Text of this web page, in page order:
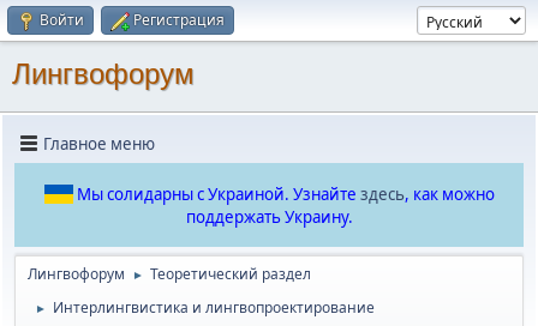
Войти Регистрация
Лингвофорум
Главное меню
Мы солидарны с Украиной. Узнайте здесь, как можно
поддержать Украину.
Лингвофорум ► Теоретический раздел
► Интерлингвистика и лингвопроектирование